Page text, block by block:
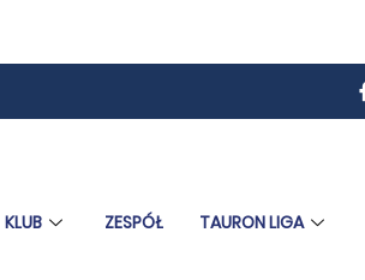
KLUB ZESPÓŁ TAURON LIGA